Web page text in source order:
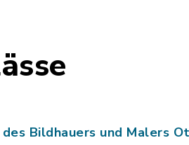
des Bildhauers und Malers